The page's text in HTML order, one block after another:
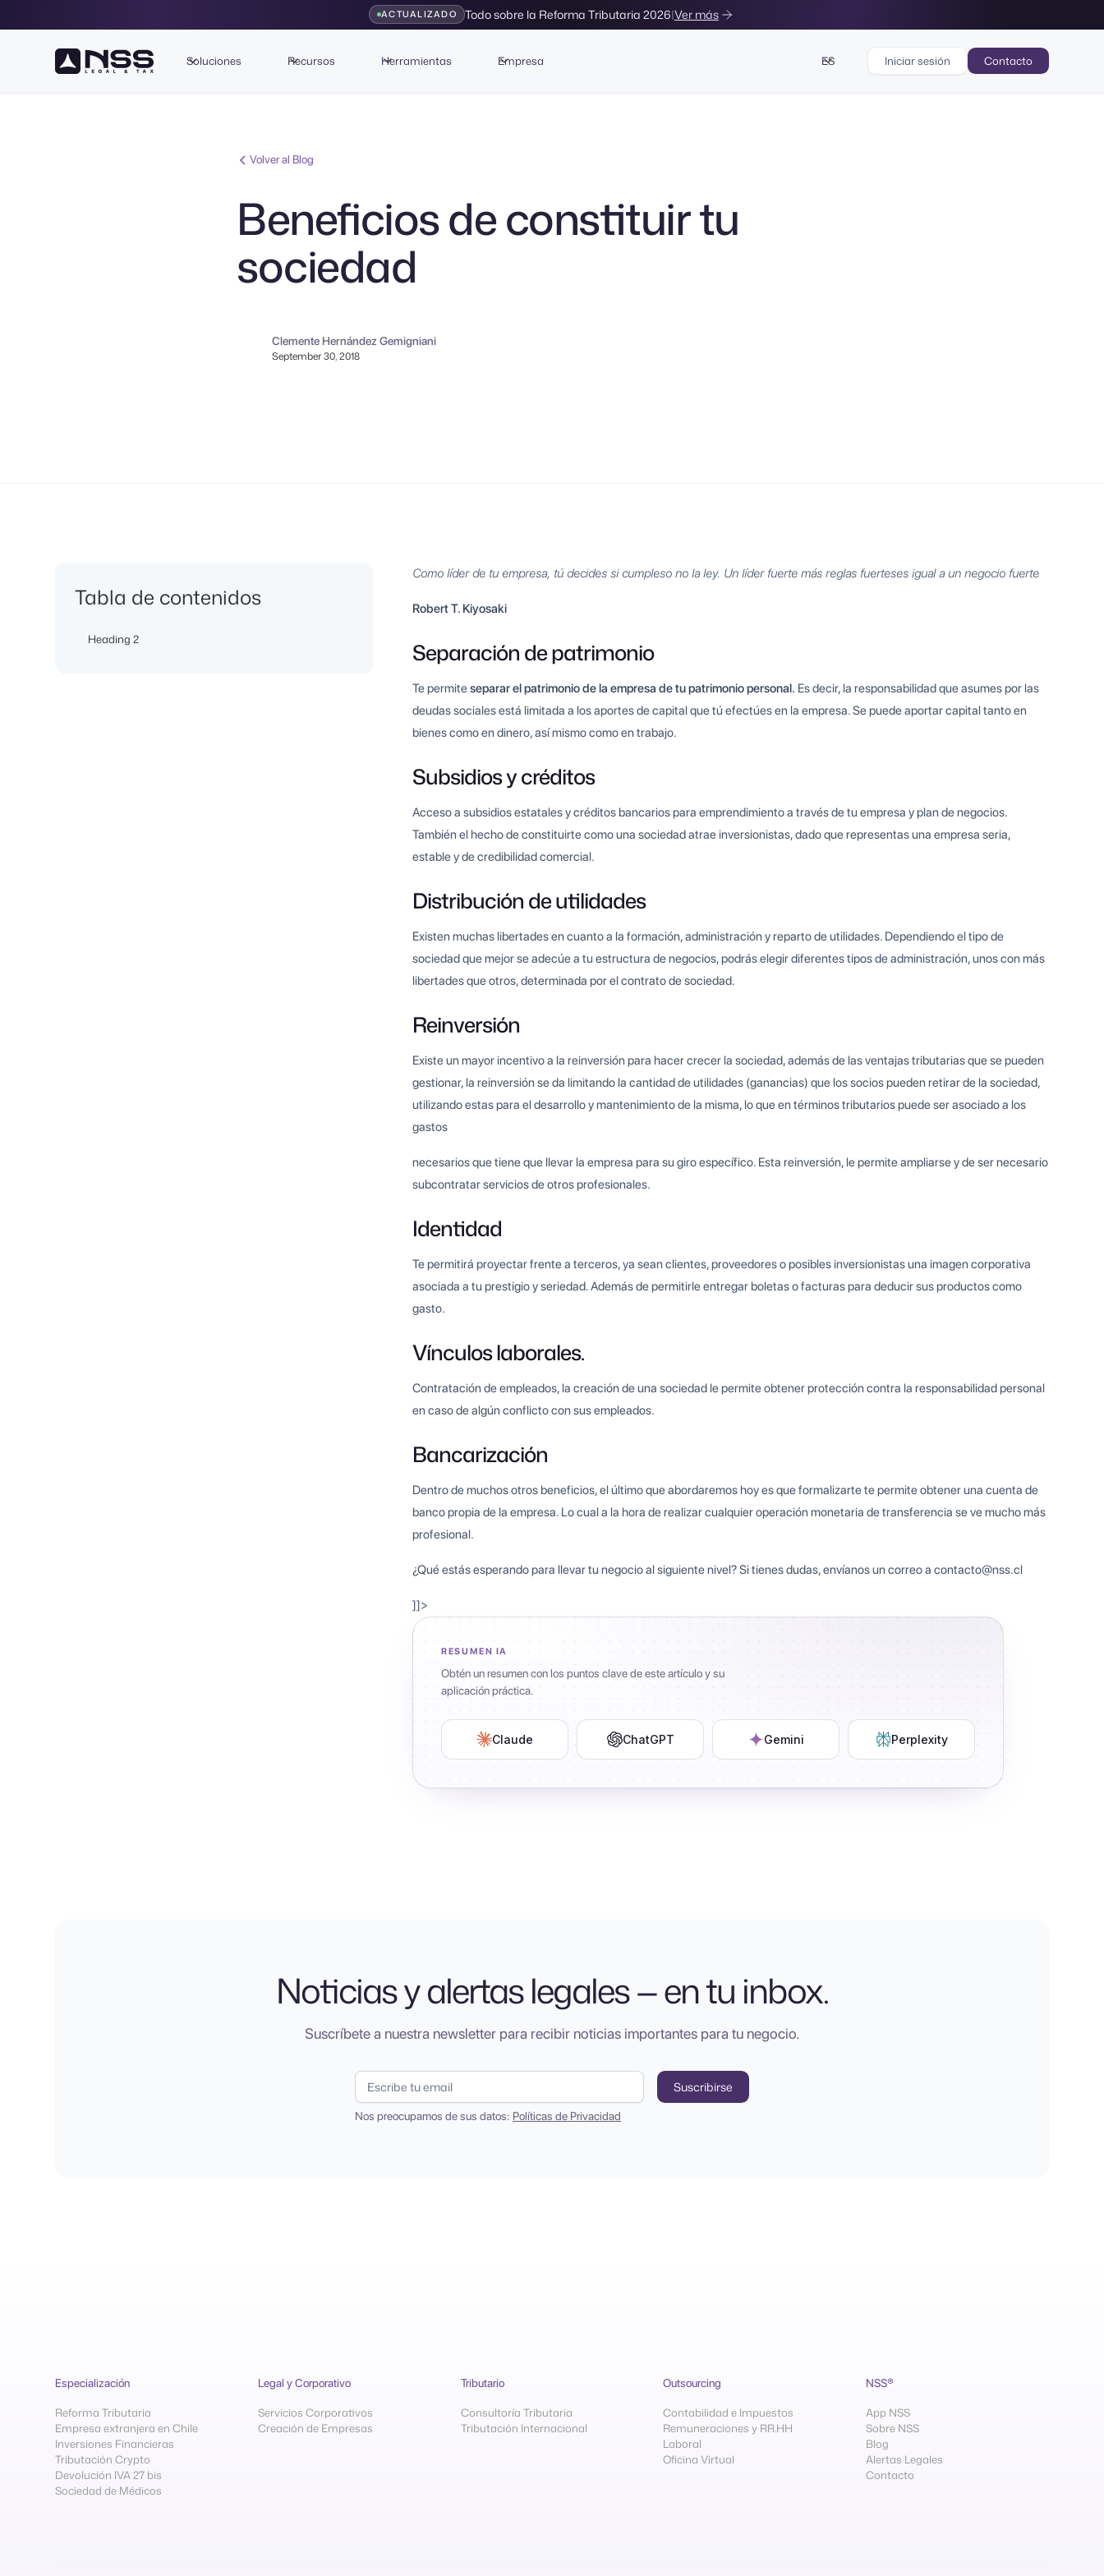
ACTUALIZADO Todo sobre la Reforma Tributaria 2026|Ver más
Soluciones Recursos Herramientas Empresa ES Iniciar sesión Contacto
Volver al Blog
Beneficios de constituir tu
sociedad
Clemente Hernández Gemigniani
September 30, 2018
Tabla de contenidos
Heading 2
Como líder de tu empresa, tú decides si cumpleso no la ley. Un líder fuerte más reglas fuerteses igual a un negocio fuerte
Robert T. Kiyosaki
Separación de patrimonio
Te permiteseparar el patrimonio de la empresa de tu patrimonio personal. Es decir, la responsabilidad que asumes por las
deudas sociales está limitada a los aportes de capital que tú efectúes en la empresa. Se puede aportar capital tanto en
bienes como en dinero, así mismo como en trabajo.
Subsidios y créditos
Acceso a subsidios estatales y créditos bancarios para emprendimiento a través de tu empresa y plan de negocios.
También el hecho de constituirte como una sociedad atrae inversionistas, dado que representas una empresa seria,
estable y de credibilidad comercial.
Distribución de utilidades
Existen muchas libertades en cuanto a la formación, administración y reparto de utilidades. Dependiendo el tipo de
sociedad que mejor se adecúe a tu estructura de negocios, podrás elegir diferentes tipos de administración, unos con más
libertades que otros, determinada por el contrato de sociedad.
Reinversión
Existe un mayor incentivo a la reinversión para hacer crecer la sociedad, además de las ventajas tributarias que se pueden
gestionar, la reinversión se da limitando la cantidad de utilidades (ganancias) que los socios pueden retirar de la sociedad,
utilizando estas para el desarrollo y mantenimiento de la misma, lo que en términos tributarios puede ser asociado a los
gastos
necesarios que tiene que llevar la empresa para su giro específico. Esta reinversión, le permite ampliarse y de ser necesario
subcontratar servicios de otros profesionales.
Identidad
Te permitirá proyectar frente a terceros, ya sean clientes, proveedores o posibles inversionistas una imagen corporativa
asociada a tu prestigio y seriedad. Además de permitirle entregar boletas o facturas para deducir sus productos como
gasto.
Vínculos laborales.
Contratación de empleados, la creación de una sociedad le permite obtener protección contra la responsabilidad personal
en caso de algún conflicto con sus empleados.
Bancarización
Dentro de muchos otros beneficios, el último que abordaremos hoy es que formalizarte te permite obtener una cuenta de
banco propia de la empresa. Lo cual a la hora de realizar cualquier operación monetaria de transferencia se ve mucho más
profesional.
¿Qué estás esperando para llevar tu negocio al siguiente nivel? Si tienes dudas, envíanos un correo a contacto@nss.cl
]]>
RESUMEN IA
Obtén un resumen con los puntos clave de este artículo y su
aplicación práctica.
Claude ChatGPT Gemini Perplexity
Noticias y alertas legales — en tu inbox.
Suscríbete a nuestra newsletter para recibir noticias importantes para tu negocio.
Nos preocupamos de sus datos: Políticas de Privacidad
Especialización
Reforma Tributaria
Empresa extranjera en Chile
Inversiones Financieras
Tributación Crypto
Devolución IVA 27 bis
Sociedad de Médicos
Legal y Corporativo
Servicios Corporativos
Creación de Empresas
Tributario
Consultoría Tributaria
Tributación Internacional
Outsourcing
Contabilidad e Impuestos
Remuneraciones y RR.HH
Laboral
Oficina Virtual
NSS®
App NSS
Sobre NSS
Blog
Alertas Legales
Contacto